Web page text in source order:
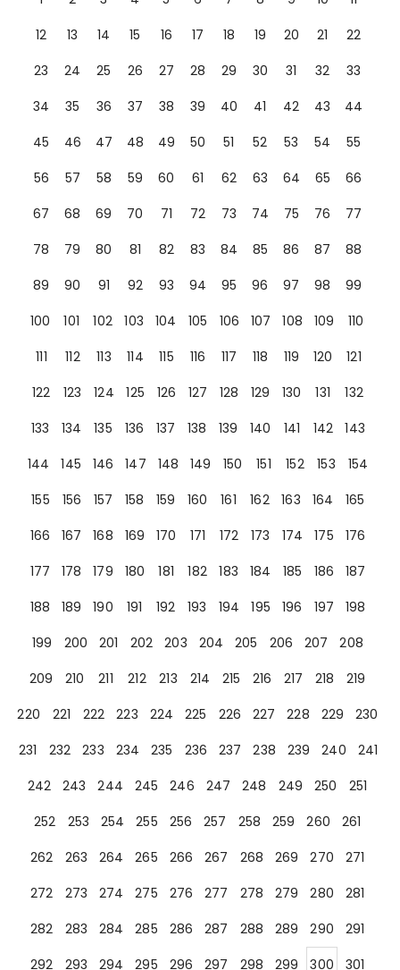
12
13 14 15 16 17 18 19 20 21
22
23
24 25 26 27 28 29 30 31 32
33
34
35 36 37 38 39 40 41 42 43
44
45
46 47 48 49 50 51 52 53 54
55
56
57 58 59 60 61 62 63 64 65
66
67
68 69 70 71 72 73 74 75 76
77
78
79 80 81 82 83 84 85 86 87
88
89
90 91 92 93 94 95 96 97 98
99
100
101 102 103 104 105 106 107 108 109
110
111
112 113 114 115 116 117 118 119 120
121
122
123 124 125 126 127 128 129 130 131
132
133
134 135 136 137 138 139 140 141 142
143
144
145 146 147 148 149 150 151 152 153
154
155
156 157 158 159 160 161 162 163 164
165
166
167 168 169 170 171 172 173 174 175
176
177
178 179 180 181 182 183 184 185 186
187
188
189 190 191 192 193 194 195 196 197
198
199
200 201 202 203 204 205 206 207
208
209
210 211 212 213 214 215 216 217 218
219
220
221 222 223 224 225 226 227 228 229
230
231
232 233 234 235 236 237 238 239 240
241
242
243 244 245 246 247 248 249 250
251
252
253 254 255 256 257 258 259 260
261
262
263 264 265 266 267 268 269 270
271
272
273 274 275 276 277 278 279 280
281
282
283 284 285 286 287 288 289 290
291
292
293 294 295 296 297 298 299 300 301